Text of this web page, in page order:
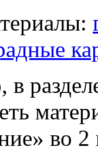
в
во 2